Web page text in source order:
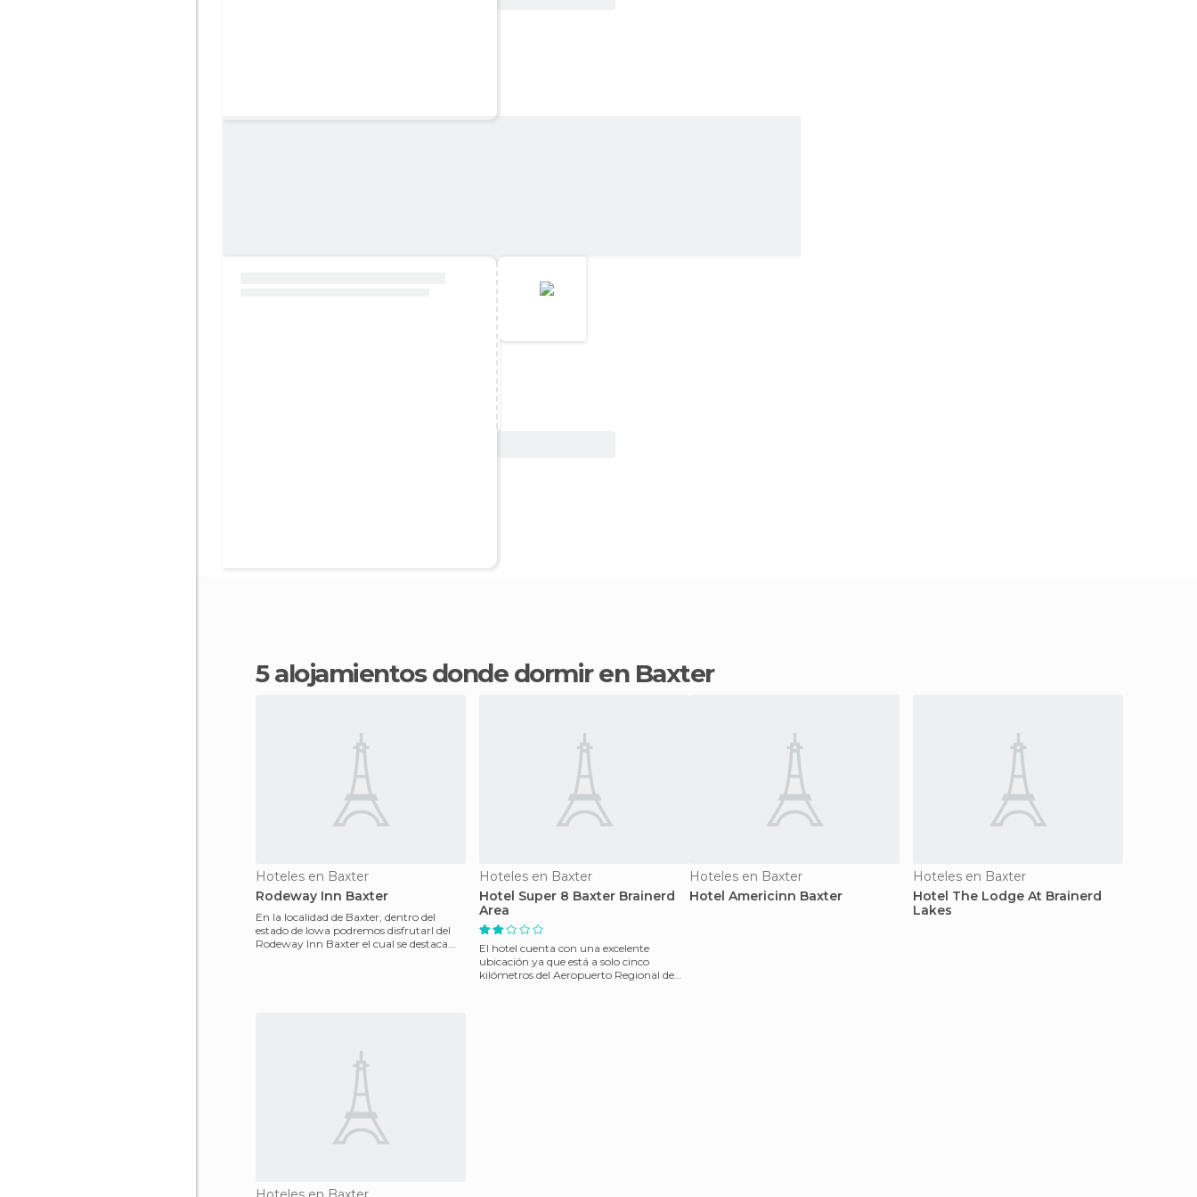
5 alojamientos donde dormir en Baxter
Hoteles en Baxter
Rodeway Inn Baxter
En la localidad de Baxter, dentro del
estado de Iowa podremos disfrutarl del
Rodeway Inn Baxter el cual se destaca
Hoteles en Baxter
Hotel Super 8 Baxter Brainerd
Area
El hotel cuenta con una excelente
ubicación ya que está a solo cinco
kilómetros del Aeropuerto Regional de
Hoteles en Baxter
Hotel Americinn Baxter
Hoteles en Baxter
Hotel The Lodge At Brainerd
Lakes